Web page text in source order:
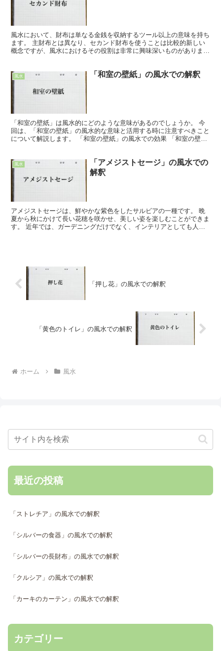
風水において、財布は単なる金銭を収納するツール以上の意味を持ち
ます。 主財布とは異なり、セカンド財布を使うことは比較的新しい
概念ですが、風水におけるその役割は非常に興味深いものがありま
風水 「和室の壁紙」の風水での解釈
「和室の壁紙」は風水的にどのような意味があるのでしょうか。 今
回は、「和室の壁紙」の風水的な意味と活用する時に注意すべきこと
について解説します。 「和室の壁紙」の風水での効果 「和室の壁
風水
「アメジストセージ」の風水での
解釈
アメジストセージは、鮮やかな紫色をしたサルビアの一種です。 晩
夏から秋にかけて長い花穂を咲かせ、美しい姿を楽しむことができま
す。 近年では、ガーデニングだけでなく、インテリアとしても人気
「押し花」の風水での解釈
「黄色のトイレ」の風水での解釈
ホーム 風水
最近の投稿
「ストレチア」の風水での解釈
「シルバーの食器」の風水での解釈
「シルバーの長財布」の風水での解釈
「クルシア」の風水での解釈
「カーキのカーテン」の風水での解釈
カテゴリー